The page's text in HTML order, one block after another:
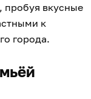
пробуя вкусные
к
города.